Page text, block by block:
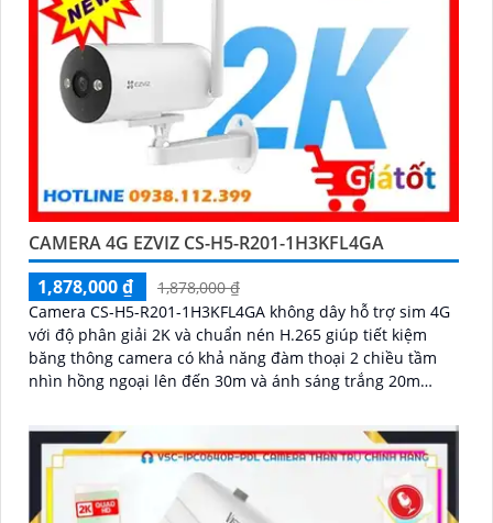
CAMERA 4G EZVIZ CS-H5-R201-1H3KFL4GA
1,878,000 ₫
1,878,000 ₫
Camera CS-H5-R201-1H3KFL4GA không dây hỗ trợ sim 4G
với độ phân giải 2K và chuẩn nén H.265 giúp tiết kiệm
băng thông camera có khả năng đàm thoại 2 chiều tầm
nhìn hồng ngoại lên đến 30m và ánh sáng trắng 20m
còn tích hợp tính năng phát hiện thông minh và cảnh báo
bằng còi và đèn chớp phù hợp cho công trình kho hàng,
nhà xưởng công trình